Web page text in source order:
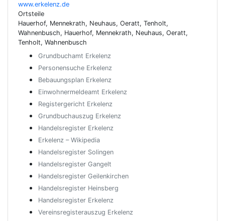
www.erkelenz.de
Ortsteile
Hauerhof, Mennekrath, Neuhaus, Oeratt, Tenholt,
Wahnenbusch, Hauerhof, Mennekrath, Neuhaus, Oeratt,
Tenholt, Wahnenbusch
Grundbuchamt Erkelenz
Personensuche Erkelenz
Bebauungsplan Erkelenz
Einwohnermeldeamt Erkelenz
Registergericht Erkelenz
Grundbuchauszug Erkelenz
Handelsregister Erkelenz
Erkelenz – Wikipedia
Handelsregister Solingen
Handelsregister Gangelt
Handelsregister Geilenkirchen
Handelsregister Heinsberg
Handelsregister Erkelenz
Vereinsregisterauszug Erkelenz